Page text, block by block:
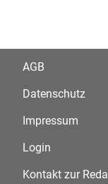
AGB
Datenschutz
Impressum
Login
Kontakt zur